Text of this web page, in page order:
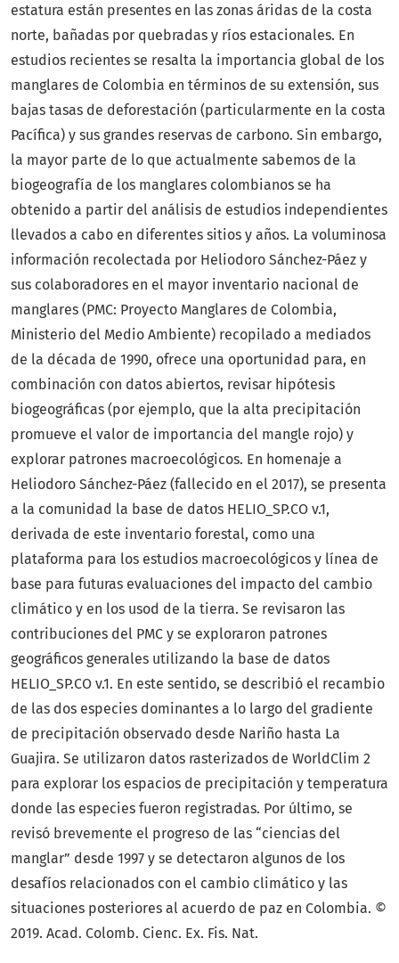
estatura están presentes en las zonas áridas de la costa
norte, bañadas por quebradas y ríos estacionales. En
estudios recientes se resalta la importancia global de los
manglares de Colombia en términos de su extensión, sus
bajas tasas de deforestación (particularmente en la costa
Pacífica) y sus grandes reservas de carbono. Sin embargo,
la mayor parte de lo que actualmente sabemos de la
biogeografía de los manglares colombianos se ha
obtenido a partir del análisis de estudios independientes
llevados a cabo en diferentes sitios y años. La voluminosa
información recolectada por Heliodoro Sánchez-Páez y
sus colaboradores en el mayor inventario nacional de
manglares (PMC: Proyecto Manglares de Colombia,
Ministerio del Medio Ambiente) recopilado a mediados
de la década de 1990, ofrece una oportunidad para, en
combinación con datos abiertos, revisar hipótesis
biogeográficas (por ejemplo, que la alta precipitación
promueve el valor de importancia del mangle rojo) y
explorar patrones macroecológicos. En homenaje a
Heliodoro Sánchez-Páez (fallecido en el 2017), se presenta
a la comunidad la base de datos HELIO_SP.CO v.1,
derivada de este inventario forestal, como una
plataforma para los estudios macroecológicos y línea de
base para futuras evaluaciones del impacto del cambio
climático y en los usod de la tierra. Se revisaron las
contribuciones del PMC y se exploraron patrones
geográficos generales utilizando la base de datos
HELIO_SP.CO v.1. En este sentido, se describió el recambio
de las dos especies dominantes a lo largo del gradiente
de precipitación observado desde Nariño hasta La
Guajira. Se utilizaron datos rasterizados de WorldClim 2
para explorar los espacios de precipitación y temperatura
donde las especies fueron registradas. Por último, se
revisó brevemente el progreso de las “ciencias del
manglar” desde 1997 y se detectaron algunos de los
desafíos relacionados con el cambio climático y las
situaciones posteriores al acuerdo de paz en Colombia. ©
2019. Acad. Colomb. Cienc. Ex. Fis. Nat.